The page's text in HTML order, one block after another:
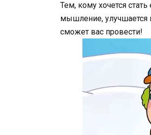
Тем, кому хочется
мышление, улучшается
сможет вас провести!